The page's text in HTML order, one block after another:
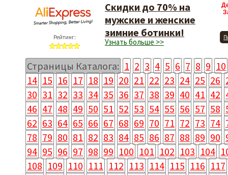
Рейтинг:
Скидки до 70% на
мужские и женские
зимние ботинки!
Узнать больше >>
Страницы Каталога: 1 2 3 4 5 6 7 8 9 10
14 15 16 17 18 19 20 21 22 23 24 25 26
30 31 32 33 34 35 36 37 38 39 40 41 42
46 47 48 49 50 51 52 53 54 55 56 57 58
62 63 64 65 66 67 68 69 70 71 72 73 74
78 79 80 81 82 83 84 85 86 87 88 89 90
94 95 96 97 98 99 100 101 102 103 104
108 109 110 111 112 113 114 115 116 117